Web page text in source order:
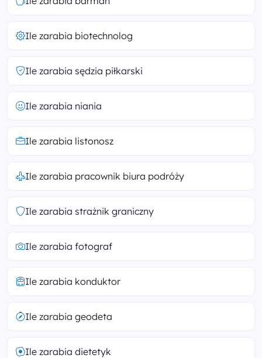
Ile zarabia biotechnolog
Ile zarabia sędzia piłkarski
Ile zarabia niania
Ile zarabia listonosz
Ile zarabia pracownik biura podróży
Ile zarabia strażnik graniczny
Ile zarabia fotograf
Ile zarabia konduktor
Ile zarabia geodeta
Ile zarabia dietetyk